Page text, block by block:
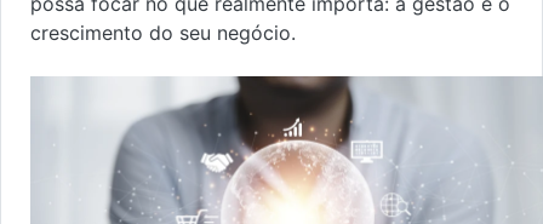
crescimento do seu negócio.